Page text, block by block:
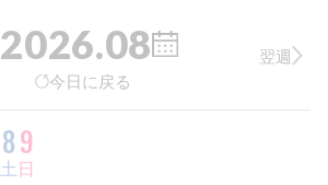
2026.08
今日に戻る
翌週
8
土
9
日